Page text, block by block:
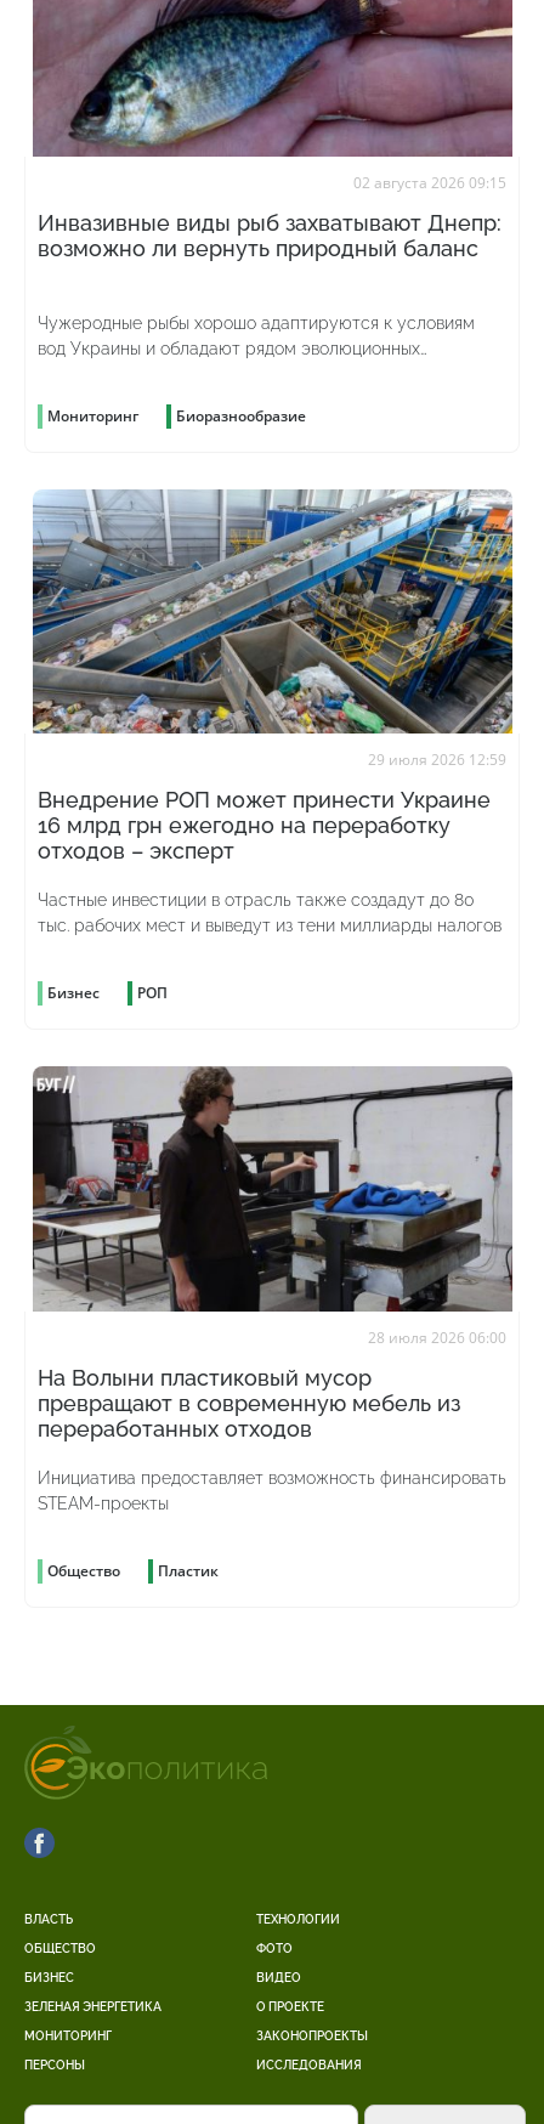
02 августа 2026 09:15
Инвазивные виды рыб захватывают Днепр:
возможно ли вернуть природный баланс
Чужеродные рыбы хорошо адаптируются к условиям
вод Украины и обладают рядом эволюционных
Мониторинг Биоразнообразие
29 июля 2026 12:59
Внедрение РОП может принести Украине
16 млрд грн ежегодно на переработку
отходов – эксперт
Частные инвестиции в отрасль также создадут до 80
тыс. рабочих мест и выведут из тени миллиарды налогов
Бизнес РОП
28 июля 2026 06:00
На Волыни пластиковый мусор
превращают в современную мебель из
переработанных отходов
Инициатива предоставляет возможность финансировать
STEAM-проекты
Общество Пластик
ВЛАСТЬ
ОБЩЕСТВО
БИЗНЕС
ЗЕЛЕНАЯ ЭНЕРГЕТИКА
МОНИТОРИНГ
ПЕРСОНЫ
ТЕХНОЛОГИИ
ФОТО
ВИДЕО
О ПРОЕКТЕ
ЗАКОНОПРОЕКТЫ
ИССЛЕДОВАНИЯ